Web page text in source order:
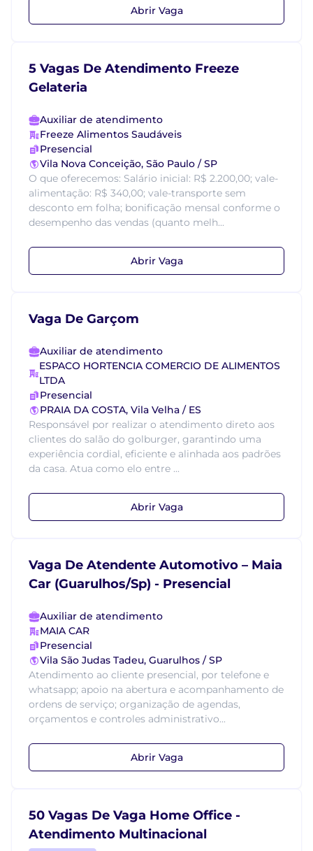
Abrir Vaga
5 Vagas De Atendimento Freeze
Gelateria
Auxiliar de atendimento
Freeze Alimentos Saudáveis
Presencial
Vila Nova Conceição, São Paulo / SP
O que oferecemos: Salário inicial: R$ 2.200,00; vale-
alimentação: R$ 340,00; vale-transporte sem
desconto em folha; bonificação mensal conforme o
desempenho das vendas (quanto melh...
Abrir Vaga
Vaga De Garçom
Auxiliar de atendimento
ESPACO HORTENCIA COMERCIO DE ALIMENTOS
LTDA
Presencial
PRAIA DA COSTA, Vila Velha / ES
Responsável por realizar o atendimento direto aos
clientes do salão do golburger, garantindo uma
experiência cordial, eficiente e alinhada aos padrões
da casa. Atua como elo entre ...
Abrir Vaga
Vaga De Atendente Automotivo – Maia
Car (Guarulhos/Sp) - Presencial
Auxiliar de atendimento
MAIA CAR
Presencial
Vila São Judas Tadeu, Guarulhos / SP
Atendimento ao cliente presencial, por telefone e
whatsapp; apoio na abertura e acompanhamento de
ordens de serviço; organização de agendas,
orçamentos e controles administrativo...
Abrir Vaga
50 Vagas De Vaga Home Office -
Atendimento Multinacional